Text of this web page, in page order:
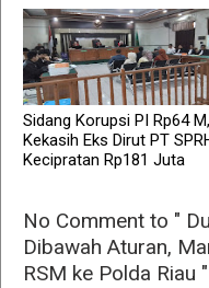
Sidang Korupsi PI Rp64 M,
Kekasih Eks Dirut PT
Kecipratan Rp181 Juta
No Comment to "
Dibawah Aturan,
RSM ke Polda Riau "